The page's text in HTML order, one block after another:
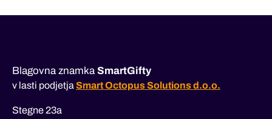
Blagovna znamkaSmartGifty
v lasti podjetja Smart Octopus Solutions d.o.o.
Stegne 23a